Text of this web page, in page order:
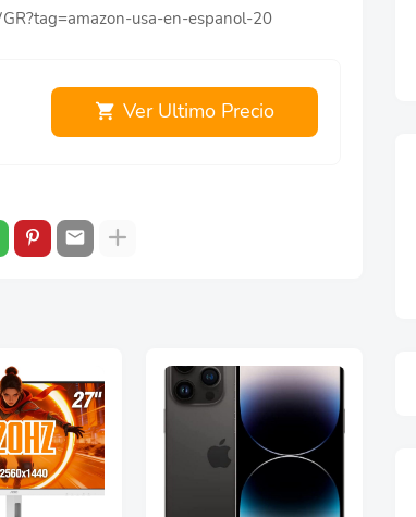
usa-en-espanol-20
Ver Ultimo Precio